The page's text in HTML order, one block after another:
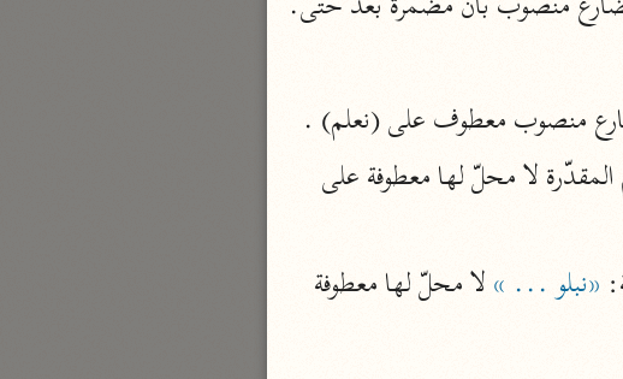
جامع البيان
الإيجي (٩٠٥ هـ)
نحو ٣ مجلدات
البيضاوي (٦٨٥ هـ)
منصوب معطوف على (نعلم) .
«نبلو ... »